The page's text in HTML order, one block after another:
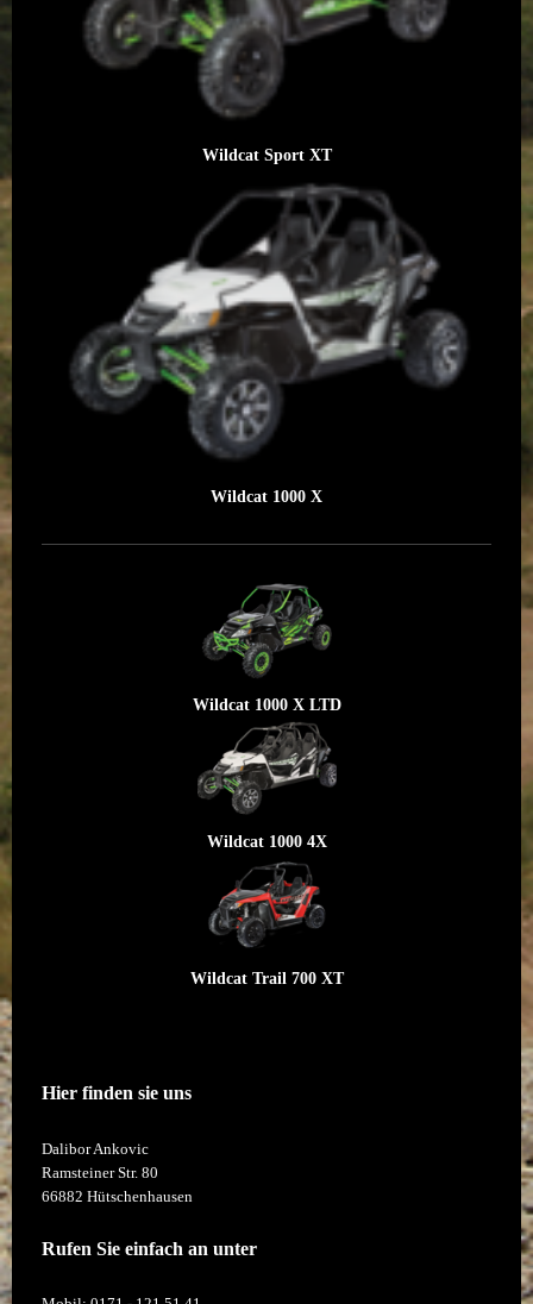
Wildcat Sport XT
Wildcat 1000 X
Wildcat 1000 X LTD
Wildcat 1000 4X
Wildcat Trail 700 XT
Hier finden sie uns
Dalibor Ankovic
Ramsteiner Str. 80
66882 Hütschenhausen
Rufen Sie einfach an unter